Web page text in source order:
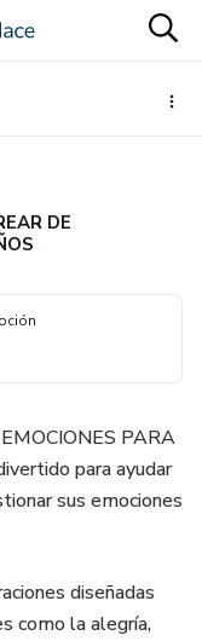
DE
PARA
para ayudar
sus emociones
diseñadas
como la alegría,